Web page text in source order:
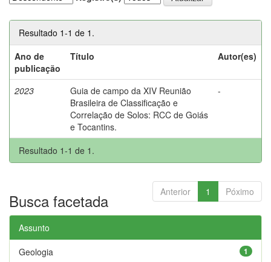
Resultado 1-1 de 1.
Ano de
publicação
Título Autor(es)
2023
Guia de campo da XIV Reunião
Brasileira de Classificação e
Correlação de Solos: RCC de Goiás
e Tocantins.
-
Resultado 1-1 de 1.
Anterior 1 Póximo
Busca facetada
Assunto
1
Geologia